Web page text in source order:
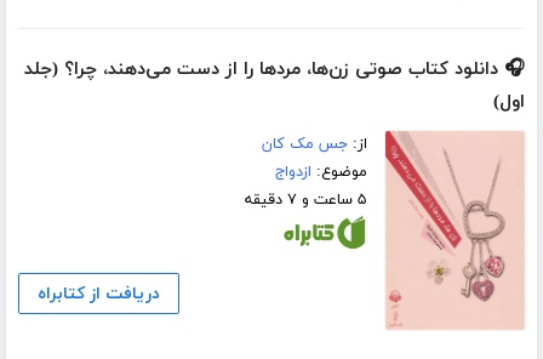
🎧 دانلود کتاب صوتی زن‌ها، مردها را از دست می‌دهند، چرا؟ (جلد
اول)
از:جس مک کان
موضوع: ازدواج
۵ ساعت و ۷ دقیقه
دریافت از کتابراه